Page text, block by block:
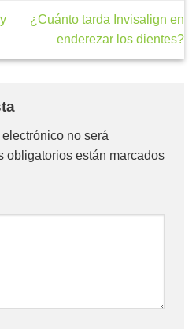
¿Cuánto tarda Invisalign en
enderezar los dientes?
no será
obligatorios están marcados